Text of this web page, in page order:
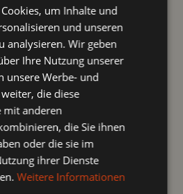
ENGLISH
um Inhalte und
und unseren
analysieren. Wir geben
Ihre Nutzung unserer
unsere Werbe- und
die diese
mit anderen
die Sie ihnen
oder die sie im
ihrer Dienste
Weitere Informationen